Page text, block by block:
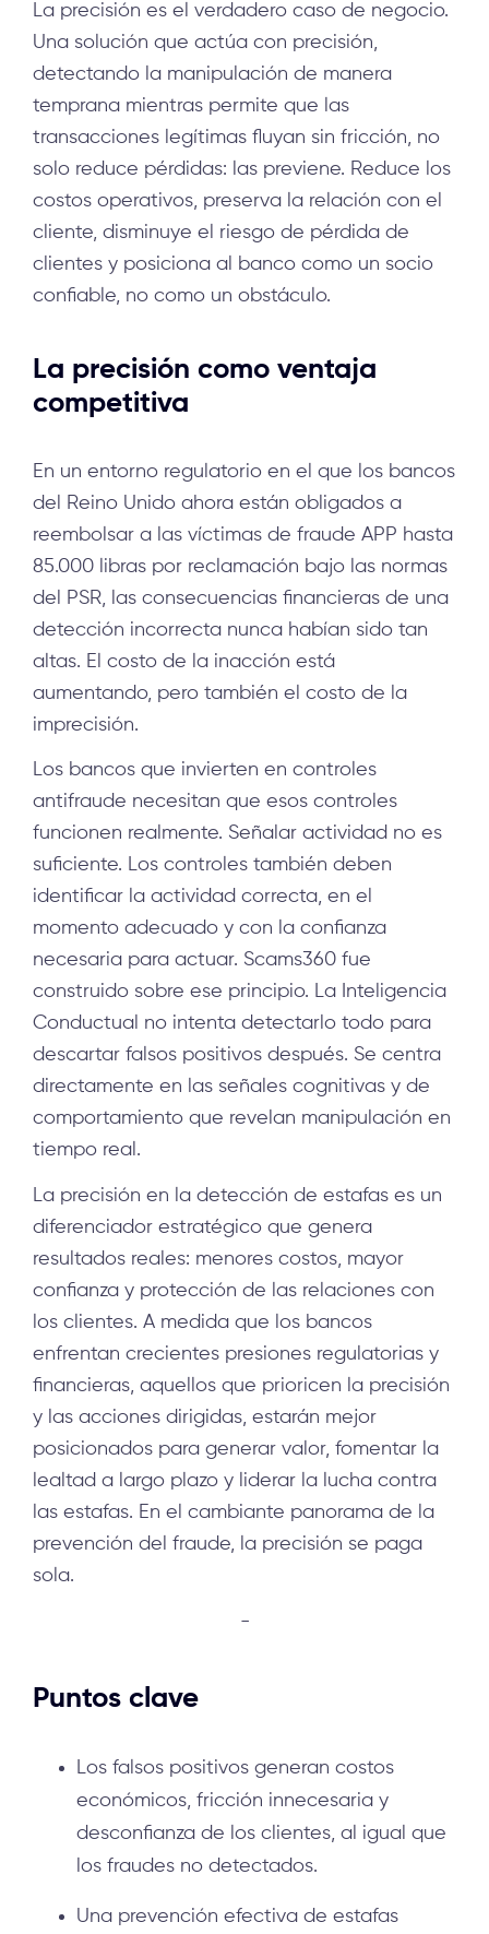
La precisión es el verdadero caso de negocio.
Una solución que actúa con precisión,
detectando la manipulación de manera
temprana mientras permite que las
transacciones legítimas fluyan sin fricción, no
solo reduce pérdidas: las previene. Reduce los
costos operativos, preserva la relación con el
cliente, disminuye el riesgo de pérdida de
clientes y posiciona al banco como un socio
confiable, no como un obstáculo.
La precisión como ventaja
competitiva
En un entorno regulatorio en el que los bancos
del Reino Unido ahora están obligados a
reembolsar a las víctimas de fraude APP hasta
85.000 libras por reclamación bajo las normas
del PSR, las consecuencias financieras de una
detección incorrecta nunca habían sido tan
altas. El costo de la inacción está
aumentando, pero también el costo de la
imprecisión.
Los bancos que invierten en controles
antifraude necesitan que esos controles
funcionen realmente. Señalar actividad no es
suficiente. Los controles también deben
identificar la actividad correcta, en el
momento adecuado y con la confianza
necesaria para actuar. Scams360 fue
construido sobre ese principio. La Inteligencia
Conductual no intenta detectarlo todo para
descartar falsos positivos después. Se centra
directamente en las señales cognitivas y de
comportamiento que revelan manipulación en
tiempo real.
La precisión en la detección de estafas es un
diferenciador estratégico que genera
resultados reales: menores costos, mayor
confianza y protección de las relaciones con
los clientes. A medida que los bancos
enfrentan crecientes presiones regulatorias y
financieras, aquellos que prioricen la precisión
y las acciones dirigidas, estarán mejor
posicionados para generar valor, fomentar la
lealtad a largo plazo y liderar la lucha contra
las estafas. En el cambiante panorama de la
prevención del fraude, la precisión se paga
sola.
-
Puntos clave
Los falsos positivos generan costos
económicos, fricción innecesaria y
desconfianza de los clientes, al igual que
los fraudes no detectados.
Una prevención efectiva de estafas